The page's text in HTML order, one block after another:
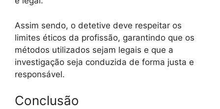
Assim sendo, o detetive deve respeitar os
limites éticos da profissão, garantindo que os
métodos utilizados sejam legais e que a
investigação seja conduzida de forma justa e
responsável.
Conclusão